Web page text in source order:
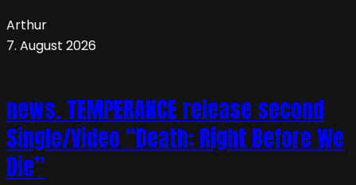
Arthur
7. August 2026
news. TEMPERANCE release second
Single/Video “Death: Right Before We
Die”